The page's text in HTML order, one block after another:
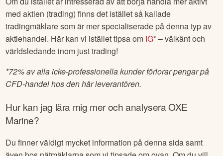
med aktien (trading) finns det istället så kallade
tradingmäklare som är mer specialiserade på denna typ av
aktiehandel. Här kan vi istället tipsa om IG* – välkänt och
världsledande inom just trading!
*72% av alla icke-professionella kunder förlorar pengar på
CFD-handel hos den här leverantören.
Hur kan jag lära mig mer och analyseraOXE
Marine?
Du finner väldigt mycket information på denna sida samt